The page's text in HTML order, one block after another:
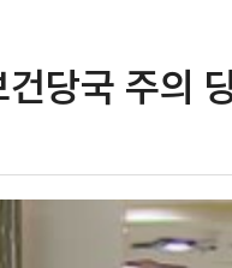
당국 주의